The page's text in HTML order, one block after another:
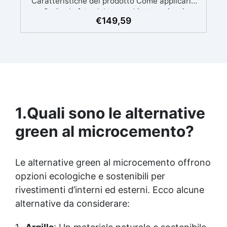
€149,59
1.Quali sono le alternative
green al microcemento?
Le alternative green al microcemento offrono
opzioni ecologiche e sostenibili per
rivestimenti d’interni ed esterni. Ecco alcune
alternative da considerare: